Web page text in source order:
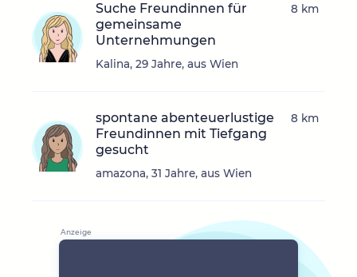
Suche Freundinnen für
gemeinsame
Unternehmungen
Kalina, 29 Jahre, aus Wien
8 km
spontane abenteuerlustige
Freundinnen mit Tiefgang
gesucht
amazona, 31 Jahre, aus Wien
8 km